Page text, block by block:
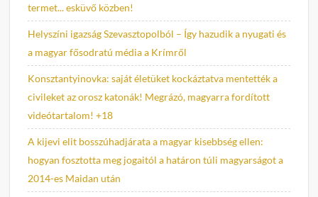
termet... esküvő közben!
Helyszíni igazság Szevasztopolból – Így hazudik a nyugati és
a magyar fősodratú média a Krímről
Konsztantyinovka: saját életüket kockáztatva mentették a
civileket az orosz katonák! Megrázó, magyarra fordított
videótartalom! +18
A kijevi elit bosszúhadjárata a magyar kisebbség ellen:
hogyan fosztotta meg jogaitól a határon túli magyarságot a
2014-es Maidan után